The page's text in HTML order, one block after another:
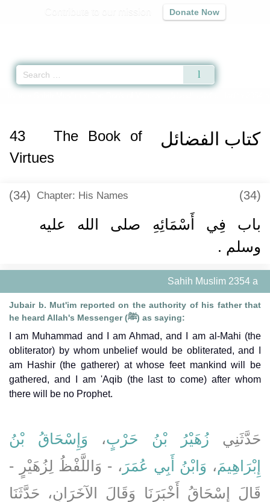
Donate Now
كتاب الفضائل 43
The Book of
Virtues
(34) Chapter: His Names (34)
باب فِي أَسْمَائِهِ صلى الله عليه
وسلم ‏.‏
Sahih Muslim 2354 a
Jubair b. Mut'im reported on the authority of his father that
he heard Allah's Messenger (ﷺ) as saying:
I am Muhammad and I am Ahmad, and I am al-Mahi (the
obliterator) by whom unbelief would be obliterated, and I
am Hashir (the gatherer) at whose feet mankind will be
gathered, and I am 'Aqib (the last to come) after whom
there will be no Prophet.
حَدَّثَنِيزُهَيْرُ بْنُ حَرْبٍ، وَإِسْحَاقُ بْنُ
إِبْرَاهِيمَ، وَابْنُ أَبِي عُمَرَ ، - وَاللَّفْظُ لِزُهَيْرٍ -
قَالَ إِسْحَاقُ أَخْبَرَنَا وَقَالَ الآخَرَانِ، حَدَّثَنَا